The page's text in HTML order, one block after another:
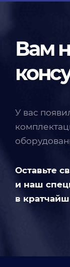
Вам
У вас
Оставьте
и наш
в